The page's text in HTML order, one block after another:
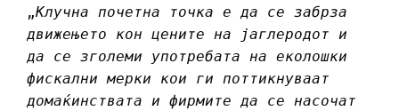
„Клучна почетна точка е да се забрза
движењето кон цените на јаглеродот и
да се зголеми употребата на еколошки
фискални мерки кои ги поттикнуваат
домаќинствата и фирмите да се насочат